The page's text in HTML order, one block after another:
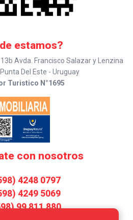
estamos?
Avda. Francisco Salazar y Lenzina
Del Este - Uruguay
Turistico N°1695
con nosotros
4248 0797
4249 5069
99 811 880